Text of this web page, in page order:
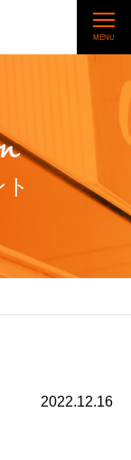
2022.12.16